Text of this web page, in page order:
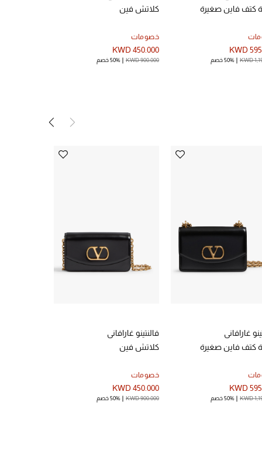
كتف فاين صغيرة
KWD
KWD 50% خصم
كلاتش فين
خصومات
KWD 450.000
KWD 900.000 50% خصم
غارافاني
كتف فاين صغيرة
KWD
KWD 50% خصم
فالنتينو غارافاني
كلاتش فين
خصومات
KWD 450.000
KWD 900.000 50% خصم